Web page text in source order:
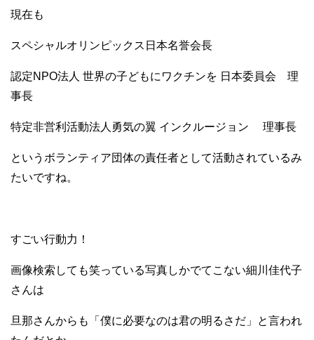
現在も
スペシャルオリンピックス日本名誉会長
認定NPO法人 世界の子どもにワクチンを 日本委員会 理
事長
特定非営利活動法人勇気の翼 インクルージョン 理事長
というボランティア団体の責任者として活動されているみ
たいですね。
すごい行動力！
画像検索しても笑っている写真しかでてこない細川佳代子
さんは
旦那さんからも「僕に必要なのは君の明るさだ」と言われ